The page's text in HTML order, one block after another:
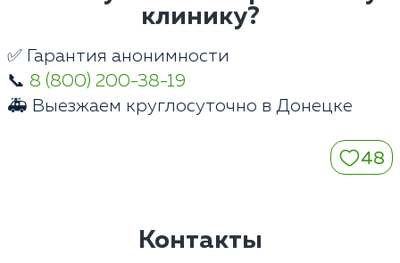
клинику?
✅ Гарантия анонимности
📞 8 (800) 200-38-19
🚑 Выезжаем круглосуточно в Донецке
48
Контакты